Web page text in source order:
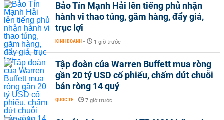
Bảo Tín Mạnh Hải lên tiếng phủ nhận
hành vi thao túng, găm hàng, đẩy giá,
trục lợi
KINH DOANH - 1 giờ trước
Tập đoàn của Warren Buffett mua ròng
gần 20 tỷ USD cổ phiếu, chấm dứt chuỗi
bán ròng 14 quý
QUỐC TẾ - 7 giờ trước